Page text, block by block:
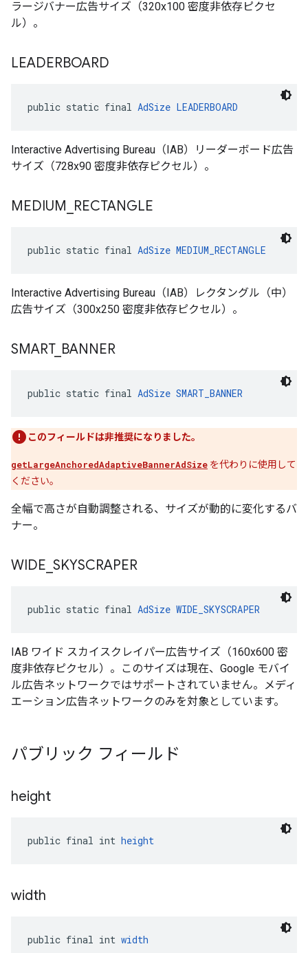
ラージバナー広告サイズ（320x100 密度非依存ピクセ
ル）。
LEADERBOARD
public static final AdSize LEADERBOARD
Interactive Advertising Bureau（IAB）リーダーボード広告
サイズ（728x90 密度非依存ピクセル）。
MEDIUM RECTANGLE
public static final AdSize MEDIUM_RECTANGLE
Interactive Advertising Bureau（IAB）レクタングル（中）
広告サイズ（300x250 密度非依存ピクセル）。
SMART_ BANNER
public static final AdSize SMART_BANNER
このフィールドは非推奨になりました。
getLargeAnchoredAdaptiveBannerAdSize を代わりに使用して
ください。
全幅で高さが自動調整される、サイズが動的に変化するバ
ナー。
WIDE SKYSCRAPER
public static final AdSize WIDE_SKYSCRAPER
IAB ワイド スカイスクレイパー広告サイズ（160x600 密
度非依存ピクセル）。このサイズは現在、Google モバイ
ル広告ネットワークではサポートされていません。メディ
エーション広告ネットワークのみを対象としています。
パブリック フィールド
height
public final int height
width
public final int width